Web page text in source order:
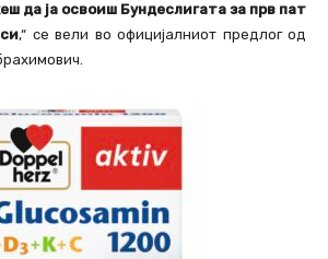
да ја освоиш Бундеслигата за прв пат
,“ се вели во официјалниот предлог од